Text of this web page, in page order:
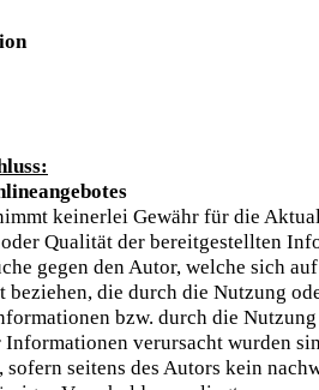
keinerlei Gewähr für die
Qualität der bereitgestellten
gegen den Autor, welche sich
beziehen, die durch die Nutzung
bzw. durch die
verursacht wurden
sofern seitens des Autors kein